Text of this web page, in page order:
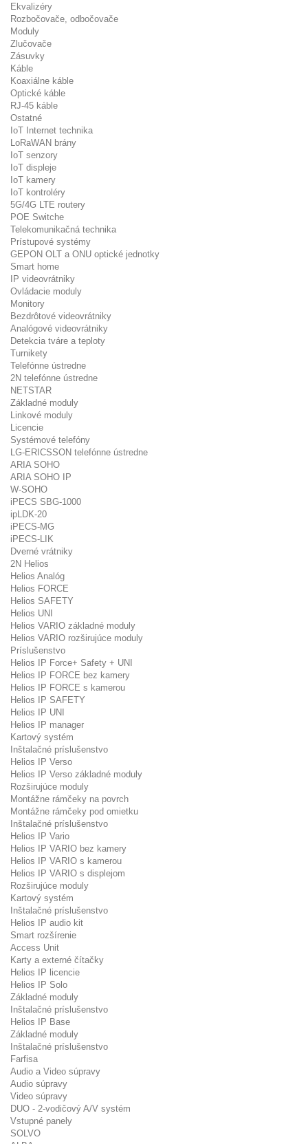
Ekvalizéry
Rozbočovače, odbočovače
Moduly
Zlučovače
Zásuvky
Káble
Koaxiálne káble
Optické káble
RJ-45 káble
Ostatné
IoT Internet technika
LoRaWAN brány
IoT senzory
IoT displeje
IoT kamery
IoT kontroléry
5G/4G LTE routery
POE Switche
Telekomunikačná technika
Prístupové systémy
GEPON OLT a ONU optické jednotky
Smart home
IP videovrátniky
Ovládacie moduly
Monitory
Bezdrôtové videovrátniky
Analógové videovrátniky
Detekcia tváre a teploty
Turnikety
Telefónne ústredne
2N telefónne ústredne
NETSTAR
Základné moduly
Linkové moduly
Licencie
Systémové telefóny
LG-ERICSSON telefónne ústredne
ARIA SOHO
ARIA SOHO IP
W-SOHO
iPECS SBG-1000
ipLDK-20
iPECS-MG
iPECS-LIK
Dverné vrátniky
2N Helios
Helios Analóg
Helios FORCE
Helios SAFETY
Helios UNI
Helios VARIO základné moduly
Helios VARIO rozširujúce moduly
Príslušenstvo
Helios IP Force+ Safety + UNI
Helios IP FORCE bez kamery
Helios IP FORCE s kamerou
Helios IP SAFETY
Helios IP UNI
Helios IP manager
Kartový systém
Inštalačné príslušenstvo
Helios IP Verso
Helios IP Verso základné moduly
Rozširujúce moduly
Montážne rámčeky na povrch
Montážne rámčeky pod omietku
Inštalačné príslušenstvo
Helios IP Vario
Helios IP VARIO bez kamery
Helios IP VARIO s kamerou
Helios IP VARIO s displejom
Rozširujúce moduly
Kartový systém
Inštalačné príslušenstvo
Helios IP audio kit
Smart rozšírenie
Access Unit
Karty a externé čítačky
Helios IP licencie
Helios IP Solo
Základné moduly
Inštalačné príslušenstvo
Helios IP Base
Základné moduly
Inštalačné príslušenstvo
Farfisa
Audio a Video súpravy
Audio súpravy
Video súpravy
DUO - 2-vodičový A/V systém
Vstupné panely
SOLVO